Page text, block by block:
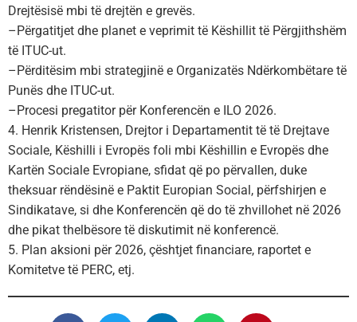
Drejtësisë mbi të drejtën e grevës.
– Përgatitjet dhe planet e veprimit të Këshillit të Përgjithshëm
të ITUC-ut.
– Përditësim mbi strategjinë e Organizatës Ndërkombëtare të
Punës dhe ITUC-ut.
– Procesi pregatitor për Konferencën e ILO 2026.
4. Henrik Kristensen, Drejtor i Departamentit të të Drejtave
Sociale, Këshilli i Evropës foli mbi Këshillin e Evropës dhe
Kartën Sociale Evropiane, sfidat që po përvallen, duke
theksuar rëndësinë e Paktit Europian Social, përfshirjen e
Sindikatave, si dhe Konferencën që do të zhvillohet në 2026
dhe pikat thelbësore të diskutimit në konferencë.
5. Plan aksioni për 2026, çështjet financiare, raportet e
Komitetve të PERC, etj.